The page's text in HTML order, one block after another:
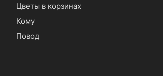
Цветы в корзинах
Кому
Повод